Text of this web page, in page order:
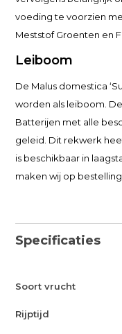
voeding te voorzien
Meststof Groenten en
Leiboom
De Malus domestica
worden als leiboom.
Batterijen met alle
geleid. Dit rekwerk
is beschikbaar in
maken wij op bestelling.
Specificaties
Soort vrucht
Rijptijd